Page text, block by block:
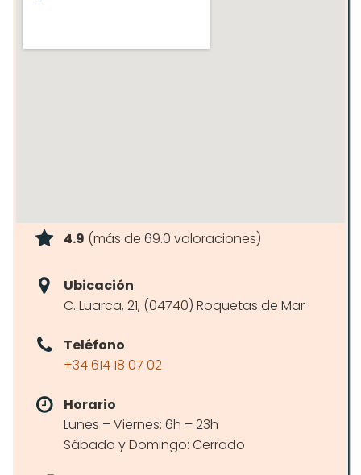
4.9 (más de 69.0 valoraciones)
Ubicación
C. Luarca, 21, (04740) Roquetas de Mar
Teléfono
+34 614 18 07 02
Horario
Lunes – Viernes: 6h – 23h
Sábado y Domingo: Cerrado